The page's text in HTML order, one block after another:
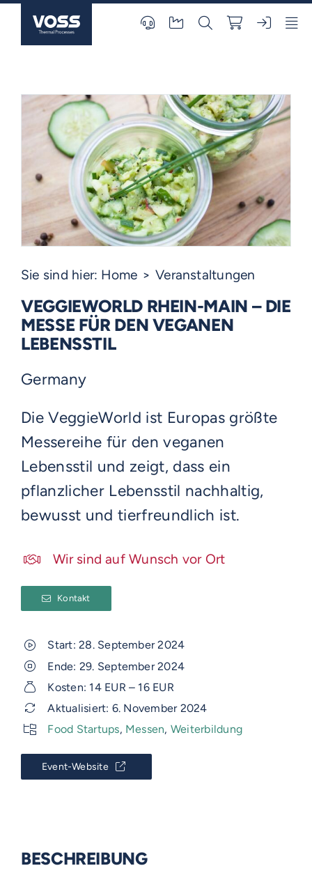
Sie sind hier: Home Veranstaltungen
VEGGIEWORLD RHEIN-MAIN – DIE
MESSE FÜR DEN VEGANEN
LEBENSSTIL
Germany
Die VeggieWorld ist Europas größte
Messereihe für den veganen
Lebensstil und zeigt, dass ein
pflanzlicher Lebensstil nachhaltig,
bewusst und tierfreundlich ist.
Wir sind auf Wunsch vor Ort
Kontakt
Start: 28. September 2024
Ende: 29. September 2024
Kosten: 14 EUR – 16 EUR
Aktualisiert: 6. November 2024
Food Startups, Messen, Weiterbildung
Event-Website
BESCHREIBUNG